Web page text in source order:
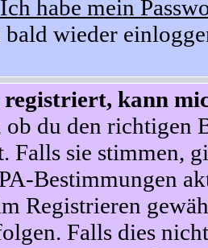
Ich habe mein
wieder
kann
du den richtigen
Falls sie stimmen,
Bestimmungen
Registrieren
Falls dies